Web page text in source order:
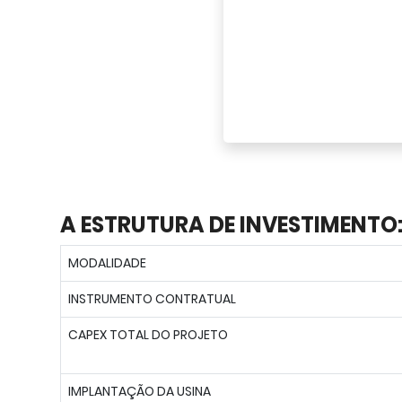
A ESTRUTURA DE INVESTIMENTO:
MODALIDADE
INSTRUMENTO CONTRATUAL
CAPEX TOTAL DO PROJETO
IMPLANTAÇÃO DA USINA